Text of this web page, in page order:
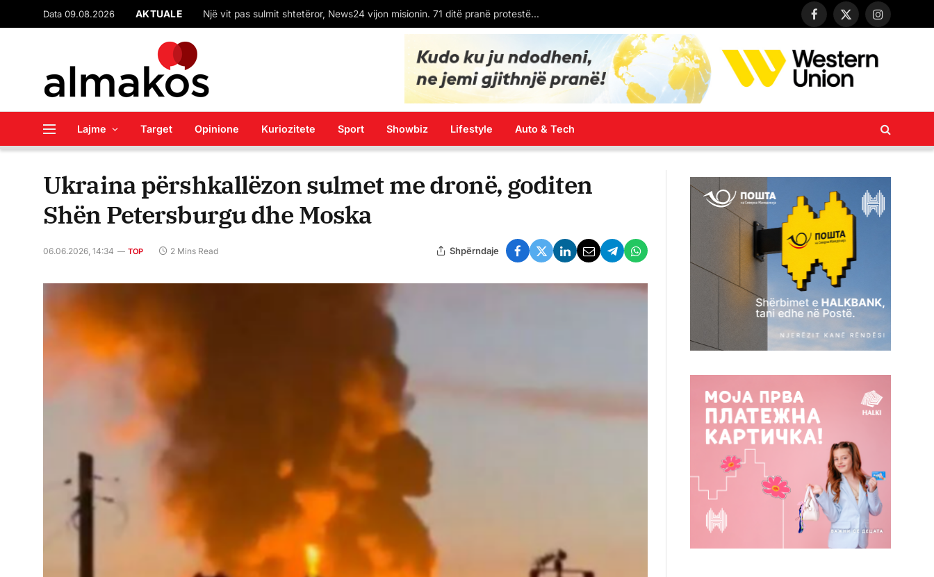
Data 09.08.2026 AKTUALE Qytetarët nuk dorëzohen – Sot dita e 71 e revoltës për dorëheqjen e Ramës dhe largimin e klasës politike
Facebook
X
Instagram
Lajme Target Opinione Kuriozitete Sport Showbiz Lifestyle Auto & Tech
Ukraina përshkallëzon sulmet me dronë, goditen
Shën Petersburgu dhe Moska
06.06.2026, 14:34 TOP 2 Mins Read Shpërndaje